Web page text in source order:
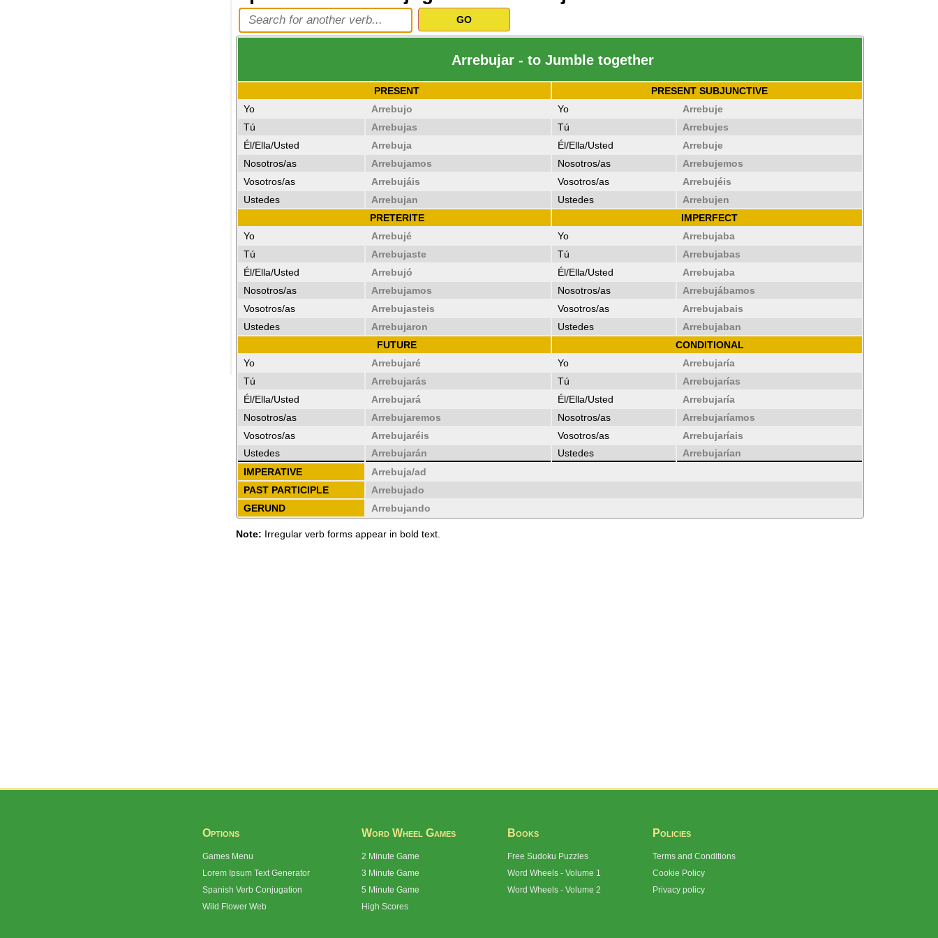
Arrebujar - to Jumble together
PRESENT
PRESENT SUBJUNCTIVE
Yo
Arrebujo Yo
Arrebuje
Tú
Arrebujas Tú
Arrebujes
Él/Ella/Usted
Arrebuja Él/Ella/Usted
Arrebuje
Nosotros/as
Arrebujamos Nosotros/as
Arrebujemos
Vosotros/as
Arrebujáis Vosotros/as
Arrebujéis
Ustedes
Arrebujan Ustedes
Arrebujen
PRETERITE
IMPERFECT
Yo
Arrebujé Yo
Arrebujaba
Tú
Arrebujaste Tú
Arrebujabas
Él/Ella/Usted
Arrebujó Él/Ella/Usted
Arrebujaba
Nosotros/as
Arrebujamos Nosotros/as
Arrebujábamos
Vosotros/as
Arrebujasteis Vosotros/as
Arrebujabais
Ustedes
Arrebujaron Ustedes
Arrebujaban
FUTURE
CONDITIONAL
Yo
Arrebujaré Yo
Arrebujaría
Tú
Arrebujarás Tú
Arrebujarías
Él/Ella/Usted
Arrebujará Él/Ella/Usted
Arrebujaría
Nosotros/as
Arrebujaremos Nosotros/as
Arrebujaríamos
Vosotros/as
Arrebujaréis Vosotros/as
Arrebujaríais
Ustedes
Arrebujarán Ustedes
Arrebujarían
IMPERATIVE
Arrebuja/ad
PAST PARTICIPLE
Arrebujado
GERUND
Arrebujando
Note: Irregular verb forms appear in bold text.
Options
Games Menu
Lorem Ipsum Text Generator
Spanish Verb Conjugation
Wild Flower Web
Word Wheel Games
2 Minute Game
3 Minute Game
5 Minute Game
High Scores
Books
Free Sudoku Puzzles
Word Wheels - Volume 1
Word Wheels - Volume 2
Policies
Terms and Conditions
Cookie Policy
Privacy policy